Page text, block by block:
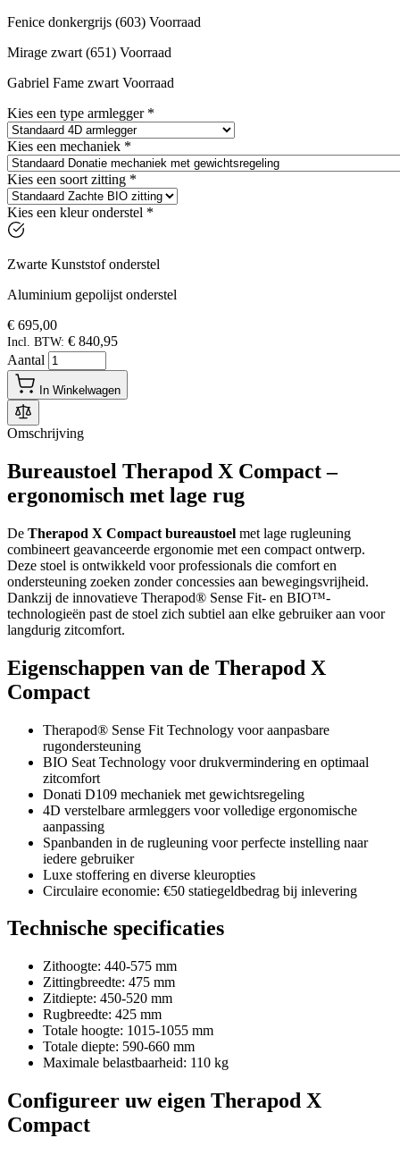
Fenice donkergrijs (603) Voorraad
Mirage zwart (651) Voorraad
Gabriel Fame zwart Voorraad
Kies een type armlegger *
Kies een mechaniek *
Kies een soort zitting *
Kies een kleur onderstel *
Zwarte Kunststof onderstel
Aluminium gepolijst onderstel
€ 695,00
Incl. BTW: € 840,95
Aantal
In Winkelwagen
Omschrijving
Bureaustoel Therapod X Compact –
ergonomisch met lage rug
De Therapod X Compact bureaustoel met lage rugleuning
combineert geavanceerde ergonomie met een compact ontwerp.
Deze stoel is ontwikkeld voor professionals die comfort en
ondersteuning zoeken zonder concessies aan bewegingsvrijheid.
Dankzij de innovatieve Therapod® Sense Fit- en BIO™-
technologieën past de stoel zich subtiel aan elke gebruiker aan voor
langdurig zitcomfort.
Eigenschappen van de Therapod X
Compact
Therapod® Sense Fit Technology voor aanpasbare
rugondersteuning
BIO Seat Technology voor drukvermindering en optimaal
zitcomfort
Donati D109 mechaniek met gewichtsregeling
4D verstelbare armleggers voor volledige ergonomische
aanpassing
Spanbanden in de rugleuning voor perfecte instelling naar
iedere gebruiker
Luxe stoffering en diverse kleuropties
Circulaire economie: €50 statiegeldbedrag bij inlevering
Technische specificaties
Zithoogte: 440-575 mm
Zittingbreedte: 475 mm
Zitdiepte: 450-520 mm
Rugbreedte: 425 mm
Totale hoogte: 1015-1055 mm
Totale diepte: 590-660 mm
Maximale belastbaarheid: 110 kg
Configureer uw eigen Therapod X
Compact